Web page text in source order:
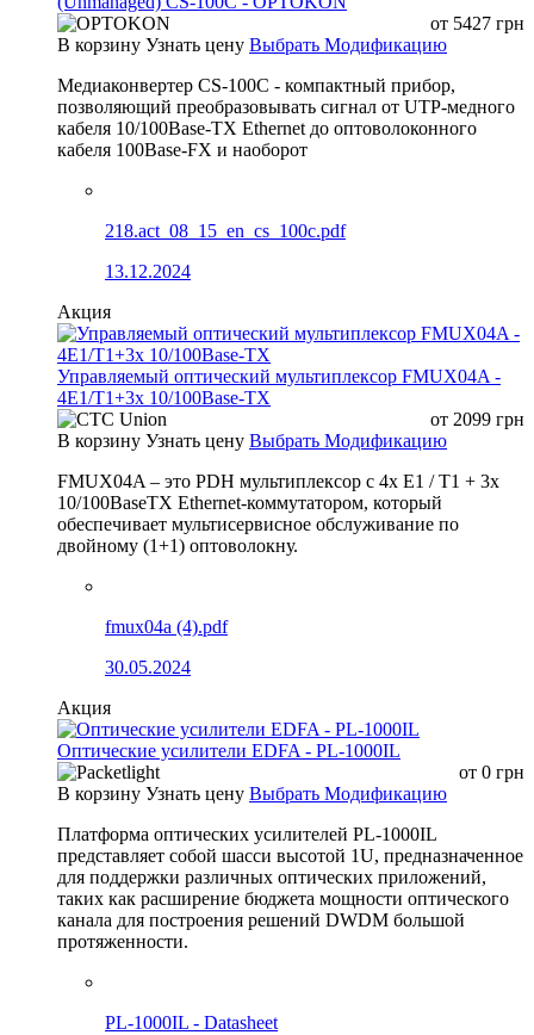
от 5427 грн
В корзину Узнать цену Выбрать Модификацию
Медиаконвертер CS-100C - компактный прибор,
позволяющий преобразовывать сигнал от UTP-медного
кабеля 10/100Base-TX Ethernet до оптоволоконного
кабеля 100Base-FX и наоборот
218.act_08_15_en_cs_100c.pdf
13.12.2024
Акция
Управляемый оптический мультиплексор FMUX04A -
4E1/T1+3x 10/100Base-TX
от 2099 грн
В корзину Узнать цену Выбрать Модификацию
FMUX04A – это PDH мультиплексор с 4x E1 / T1 + 3x
10/100BaseTX Ethernet-коммутатором, который
обеспечивает мультисервисное обслуживание по
двойному (1+1) оптоволокну.
fmux04a (4).pdf
30.05.2024
Акция
Оптические усилители EDFA - PL-1000IL
от 0 грн
В корзину Узнать цену Выбрать Модификацию
Платформа оптических усилителей PL-1000IL
представляет собой шасси высотой 1U, предназначенное
для поддержки различных оптических приложений,
таких как расширение бюджета мощности оптического
канала для построения решений DWDM большой
протяженности.
PL-1000IL - Datasheet